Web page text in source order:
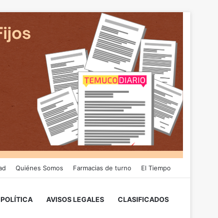
Quiénes Somos Farmacias de turno El Tiempo
POLÍTICA AVISOS LEGALES CLASIFICADOS